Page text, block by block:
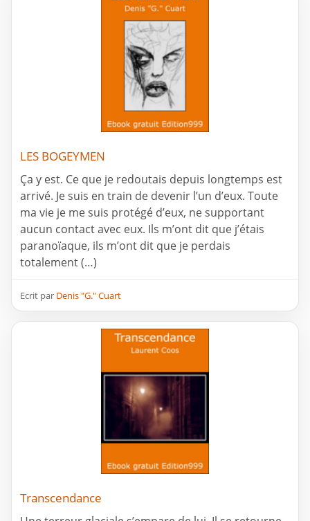
LES BOGEYMEN
Ça y est. Ce que je redoutais depuis longtemps est
arrivé. Je suis en train de devenir l’un d’eux. Toute
ma vie je me suis protégé d’eux, ne supportant
aucun contact avec eux. Ils m’ont dit que j’étais
paranoïaque, ils m’ont dit que je perdais
totalement (…)
Ecrit par Denis "G." Cuart
Transcendance